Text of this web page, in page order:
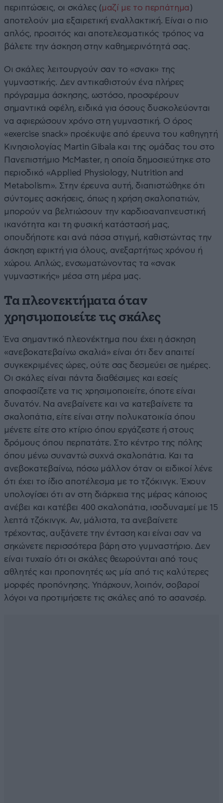
περιπτώσεις, οι σκάλες (μαζί με το περπάτημα )
αποτελούν μια εξαιρετική εναλλακτική. Είναι ο πιο
απλός, προσιτός και αποτελεσματικός τρόπος να
βάλετε την άσκηση στην καθημερινότητά σας.
Οι σκάλες λειτουργούν σαν το «σνακ» της
γυμναστικής. Δεν αντικαθιστούν ένα πλήρες
πρόγραμμα άσκησης, ωστόσο, προσφέρουν
σημαντικά οφέλη, ειδικά για όσους δυσκολεύονται
να αφιερώσουν χρόνο στη γυμναστική. Ο όρος
«exercise snack» προέκυψε από έρευνα του καθηγητή
Κινησιολογίας Martin Gibala και της ομάδας του στο
Πανεπιστήμιο McMaster, η οποία δημοσιεύτηκε στο
περιοδικό «Applied Physiology, Nutrition and
Metabolism». Στην έρευνα αυτή, διαπιστώθηκε ότι
σύντομες ασκήσεις, όπως η χρήση σκαλοπατιών,
μπορούν να βελτιώσουν την καρδιοαναπνευστική
ικανότητα και τη φυσική κατάστασή μας,
οπουδήποτε και ανά πάσα στιγμή, καθιστώντας την
άσκηση εφικτή για όλους, ανεξαρτήτως χρόνου ή
χώρου. Απλώς, ενσωματώνοντας τα «σνακ
γυμναστικής» μέσα στη μέρα μας.
Τα πλεονεκτήματα όταν
χρησιμοποιείτε τις σκάλες
Ένα σημαντικό πλεονέκτημα που έχει η άσκηση
«ανεβοκατεβαίνω σκαλιά» είναι ότι δεν απαιτεί
συγκεκριμένες ώρες, ούτε σας δεσμεύει σε ημέρες.
Οι σκάλες είναι πάντα διαθέσιμες και εσείς
αποφασίζετε να τις χρησιμοποιείτε, όποτε είναι
δυνατόν. Να ανεβαίνετε και να κατεβαίνετε τα
σκαλοπάτια, είτε είναι στην πολυκατοικία όπου
μένετε είτε στο κτίριο όπου εργάζεστε ή στους
δρόμους όπου περπατάτε. Στο κέντρο της πόλης
όπου μένω συναντώ συχνά σκαλοπάτια. Και τα
ανεβοκατεβαίνω, πόσω μάλλον όταν οι ειδικοί λένε
ότι έχει το ίδιο αποτέλεσμα με το τζόκινγκ. Έχουν
υπολογίσει ότι αν στη διάρκεια της μέρας κάποιος
ανέβει και κατέβει 400 σκαλοπάτια, ισοδυναμεί με 15
λεπτά τζόκινγκ. Αν, μάλιστα, τα ανεβαίνετε
τρέχοντας, αυξάνετε την ένταση και είναι σαν να
σηκώνετε περισσότερα βάρη στο γυμναστήριο. Δεν
είναι τυχαίο ότι οι σκάλες θεωρούνται από τους
αθλητές και προπονητές ως μία από τις καλύτερες
μορφές προπόνησης. Υπάρχουν, λοιπόν, σοβαροί
λόγοι να προτιμήσετε τις σκάλες από το ασανσέρ.